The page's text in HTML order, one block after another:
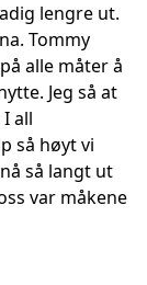
lengre ut.
Tommy
alle måter å
Jeg så at
all
så høyt vi
så langt ut
var måkene